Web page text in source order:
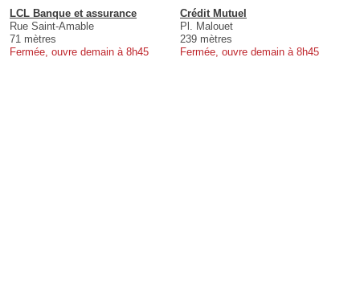
LCL Banque et assurance
Rue Saint-Amable
71 mètres
Fermée, ouvre demain à 8h45
Crédit Mutuel
Pl. Malouet
239 mètres
Fermée, ouvre demain à 8h45